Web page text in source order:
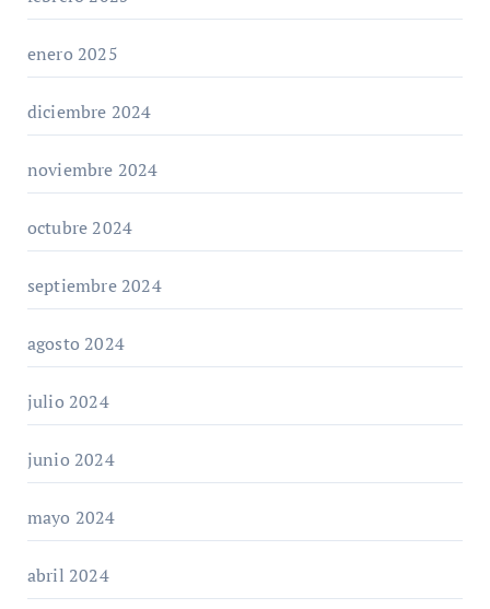
enero 2025
diciembre 2024
noviembre 2024
octubre 2024
septiembre 2024
agosto 2024
julio 2024
junio 2024
mayo 2024
abril 2024